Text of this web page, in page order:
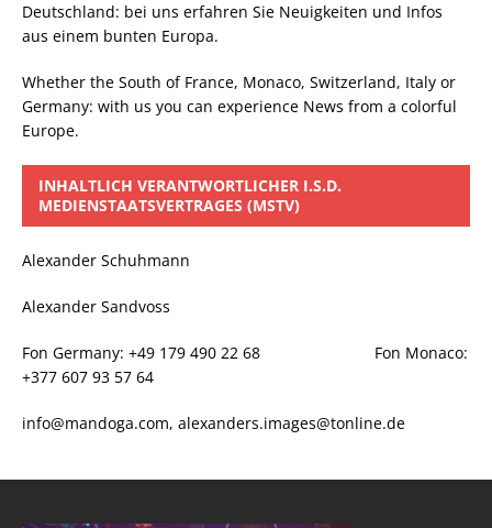
Deutschland: bei uns erfahren Sie Neuigkeiten und Infos
aus einem bunten Europa.
Whether the South of France, Monaco, Switzerland, Italy or
Germany: with us you can experience News from a colorful
Europe.
INHALTLICH VERANTWORTLICHER I.S.D.
MEDIENSTAATSVERTRAGES (MSTV)
Alexander Schuhmann
Alexander Sandvoss
Fon Germany: +49 179 490 22 68 Fon Monaco:
+377 607 93 57 64
info@mandoga.com, alexanders.images@tonline.de